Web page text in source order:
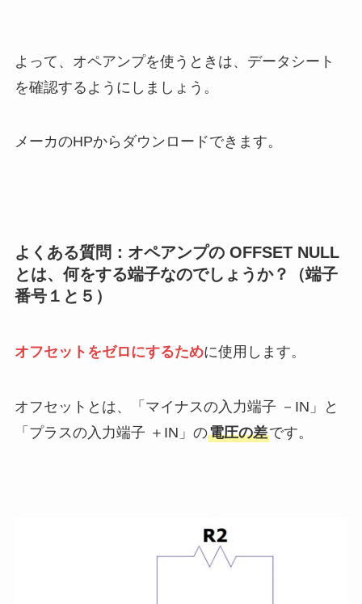
よって、オペアンプを使うときは、データシート
を確認するようにしましょう。
メーカのHPからダウンロードできます。
よくある質問：オペアンプの OFFSET NULL
とは、何をする端子なのでしょうか？（端子
番号１と５）
オフセットをゼロにするために使用します。
オフセットとは、「マイナスの入力端子 －IN」と
「プラスの入力端子 ＋IN」の電圧の差です。